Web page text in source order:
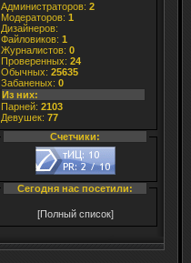
Администраторов: 2
Модераторов: 1
Дизайнеров:
Файловиков: 1
Журналистов: 0
Проверенных: 24
Обычных: 25635
Забаненых: 0
Из них:
Парней: 2103
Девушек: 77
Счетчики:
Сегодня нас посетили:
[Полный список]